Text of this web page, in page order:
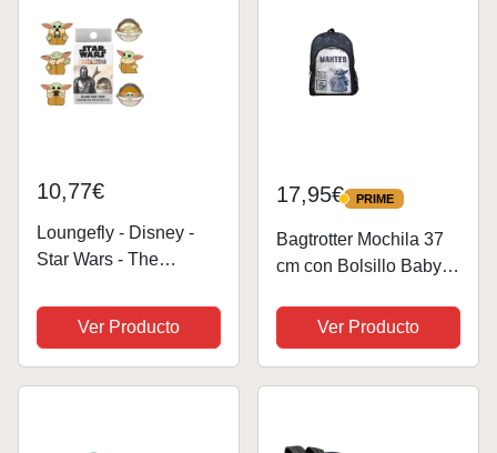
The...
10,77€
Loungefly - Disney -
Star Wars - The
(The Child, Baby Yoda)
- Blind Enamel Pin
Purchase - The
Mandalorian Pins de
Ver Producto
17,95€ PRIME
PRIME
Bagtrotter Mochila 37
cm con Bolsillo Baby
Mandalorian Negro y
Beige
Ver Producto